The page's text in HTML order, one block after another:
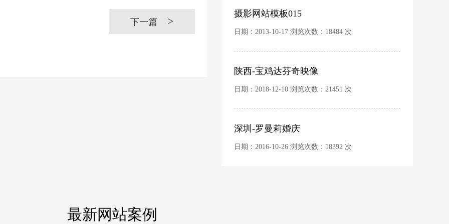
下一篇 >
摄影网站模板015
日期：2013-10-17 浏览次数：18484 次
陕西-宝鸡达芬奇映像
日期：2018-12-10 浏览次数：21451 次
深圳-罗曼莉婚庆
日期：2016-10-26 浏览次数：18392 次
最新网站案例